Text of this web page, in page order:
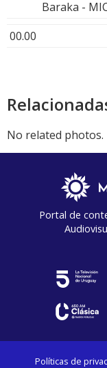
Baraka -
00.00
No related photos.
Portal de
Políticas de